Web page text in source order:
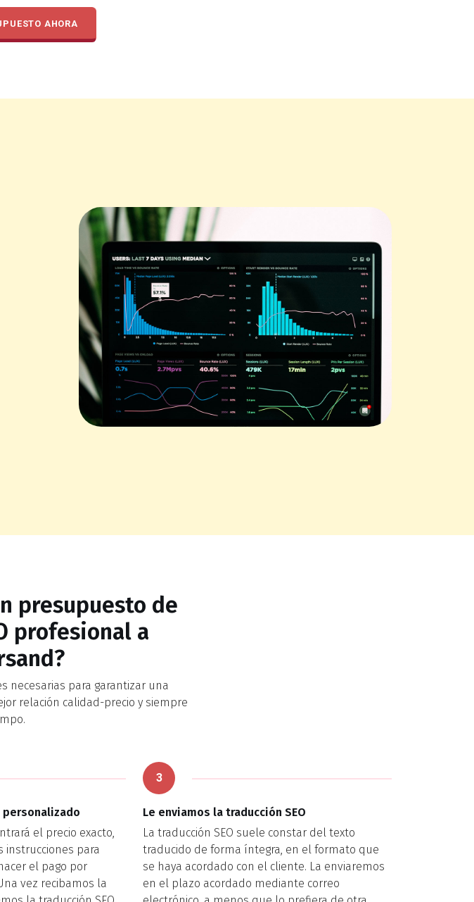
AHORA
presupuesto de
profesional a
necesarias para garantizar una
relación calidad-precio y siempre
el precio exacto,
instrucciones para
el pago por
vez recibamos la
3
Le enviamos la traducción SEO
La traducción SEO suele constar del texto
traducido de forma íntegra, en el formato que
se haya acordado con el cliente. La enviaremos
en el plazo acordado mediante correo